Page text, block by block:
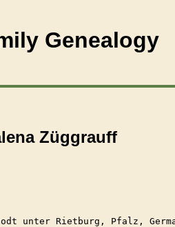
Genealogy
Züggrauff
unter Rietburg, Pfalz,